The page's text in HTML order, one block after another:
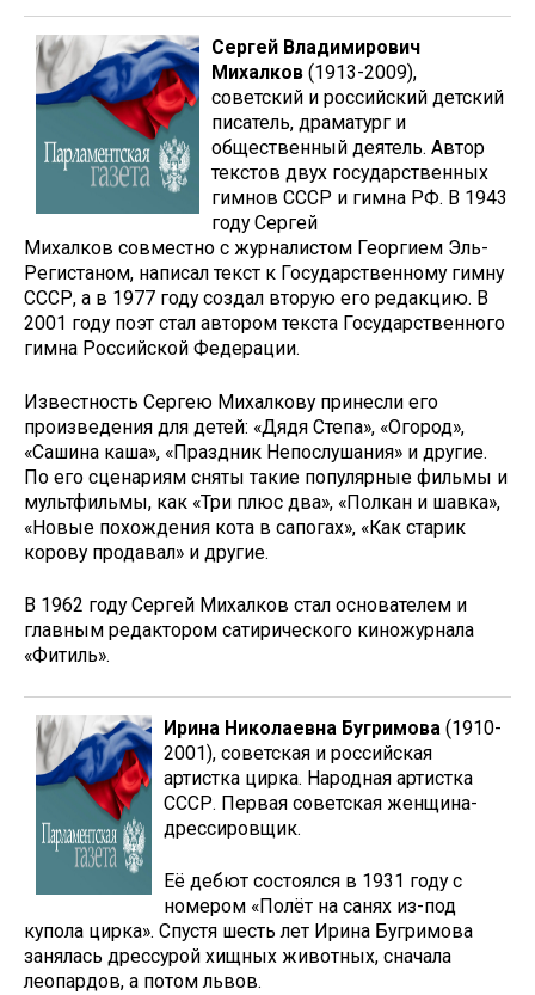
Сергей Владимирович
Михалков (1913-2009),
советский и российский детский
писатель, драматург и
общественный деятель. Автор
текстов двух государственных
гимнов СССР и гимна РФ. В 1943
году Сергей
Михалков совместно с журналистом Георгием Эль-
Регистаном, написал текст к Государственному гимну
СССР, а в 1977 году создал вторую его редакцию. В
2001 году поэт стал автором текста Государственного
гимна Российской Федерации.
Известность Сергею Михалкову принесли его
произведения для детей: «Дядя Степа», «Огород»,
«Сашина каша», «Праздник Непослушания» и другие.
По его сценариям сняты такие популярные фильмы и
мультфильмы, как «Три плюс два», «Полкан и шавка»,
«Новые похождения кота в сапогах», «Как старик
корову продавал» и другие.
В 1962 году Сергей Михалков стал основателем и
главным редактором сатирического киножурнала
«Фитиль».
Ирина Николаевна Бугримова (1910-
2001), советская и российская
артистка цирка. Народная артистка
СССР. Первая советская женщина-
дрессировщик.
Её дебют состоялся в 1931 году с
номером «Полёт на санях из-под
купола цирка». Спустя шесть лет Ирина Бугримова
занялась дрессурой хищных животных, сначала
леопардов, а потом львов.